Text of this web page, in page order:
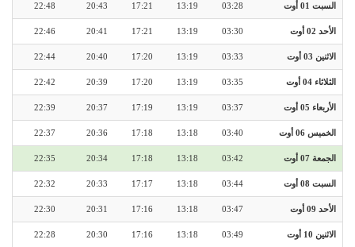
السبت 01 أوت 03:28
13:19
17:21
20:43
22:48
الأحد 02 أوت 03:30
13:19
17:21
20:41
22:46
الاثنين 03 أوت 03:33
13:19
17:20
20:40
22:44
الثلاثاء 04 أوت 03:35
13:19
17:20
20:39
22:42
الأربعاء 05 أوت 03:37
13:19
17:19
20:37
22:39
الخميس 06 أوت 03:40
13:18
17:18
20:36
22:37
الجمعة 07 أوت 03:42
13:18
17:18
20:34
22:35
السبت 08 أوت 03:44
13:18
17:17
20:33
22:32
الأحد 09 أوت 03:47
13:18
17:16
20:31
22:30
الاثنين 10 أوت 03:49
13:18
17:16
20:30
22:28